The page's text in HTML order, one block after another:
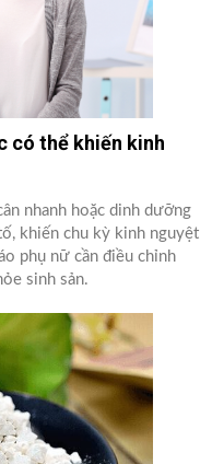
có thể khiến kinh
nhanh hoặc dinh dưỡng
khiến chu kỳ kinh nguyệt
phụ nữ cần điều chỉnh
sinh sản.